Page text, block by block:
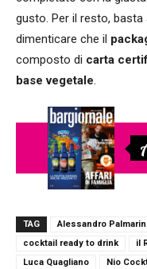
gusto. Per il resto, basta
dimenticare che il
composto di carta
base vegetale.
TAG Alessandro Palmarin
cocktail ready to drink
il
Luca Quagliano
Nio